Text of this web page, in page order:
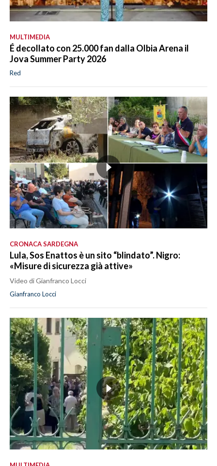
MULTIMEDIA
É decollato con 25.000 fan dalla Olbia Arena il
Jova Summer Party 2026
Red
CRONACA SARDEGNA
Lula, Sos Enattos è un sito “blindato”. Nigro:
«Misure di sicurezza già attive»
Video di Gianfranco Locci
Gianfranco Locci